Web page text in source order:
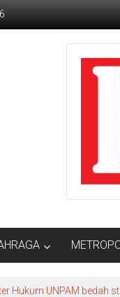
Hukum UNPAM bedah